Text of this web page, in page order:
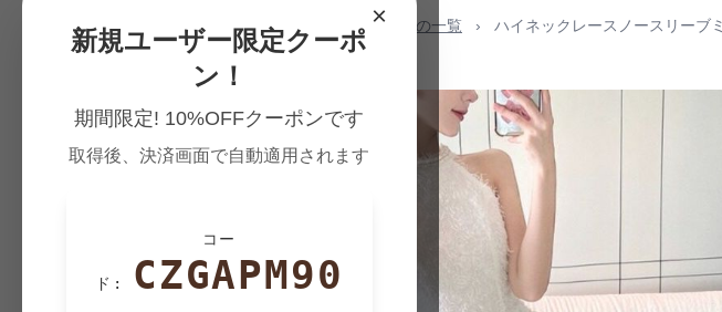
×
新規ユーザー限定クーポ
ン！
期間限定! 10%OFFクーポンです
取得後、決済画面で自動適用されます
コー
ド: CZGAPM90
Dresscode TOP ワンピースの一覧 › ハイネックレースノースリーブ